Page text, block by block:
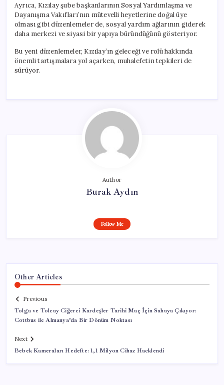
Ayrıca, Kızılay şube başkanlarının Sosyal Yardımlaşma ve
Dayanışma Vakıfları’nın mütevelli heyetlerine doğal üye
olması gibi düzenlemeler de, sosyal yardım ağlarının giderek
daha merkezi ve siyasi bir yapıya büründüğünü gösteriyor.
Bu yeni düzenlemeler, Kızılay’ın geleceği ve rolü hakkında
önemli tartışmalara yol açarken, muhalefetin tepkileri de
sürüyor.
Author
Burak Aydın
Follow Me
Other Articles
Previous
Tolga ve Tolcay Ciğerci Kardeşler Tarihi Maç İçin Sahaya Çıkıyor:
Cottbus ile Almanya’da Bir Dönüm Noktası
Next
Bebek Kameraları Hedefte: 1,1 Milyon Cihaz Hacklendi